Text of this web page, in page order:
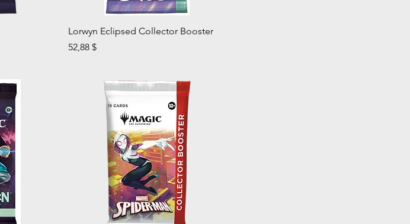
Aperçu rapide
Lorwyn Eclipsed Collector Booster
Prix
52,88 $